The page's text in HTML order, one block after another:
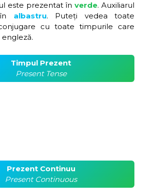
este prezentat înverde. Auxiliarul
albastru. Puteți vedea toate
cu toate timpurile care
Timpul Prezent
Present Tense
Prezent Continuu
Present Continuous